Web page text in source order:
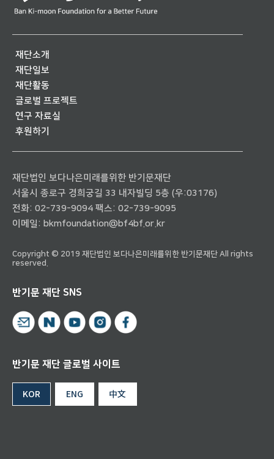
재단소개
재단일보
재단활동
글로벌 프로젝트
연구 자료실
후원하기
재단법인 보다나은미래를위한 반기문재단
서울시 종로구 경희궁길 33 내자빌딩 5층 (우:03176)
전화: 02-739-9094 팩스: 02-739-9095
이메일: bkmfoundation@bf4bf.or.kr
Copyright © 2019 재단법인 보다나은미래를위한 반기문재단 All rights
reserved.
반기문 재단 SNS
반기문 재단 글로벌 사이트
KOR ENG 中文